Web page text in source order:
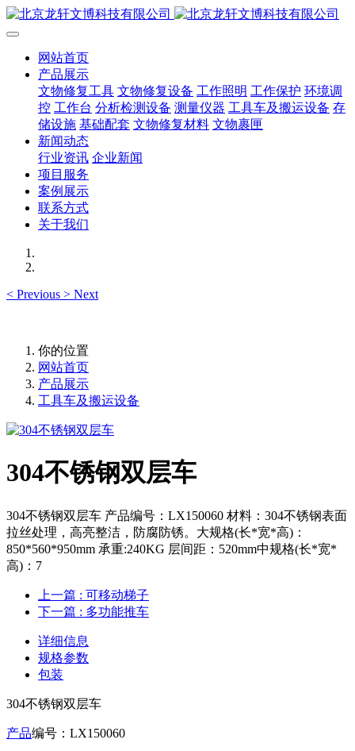
网站首页
产品展示
文物修复工具 文物修复设备 工作照明 工作保护 环境调
控 工作台 分析检测设备 测量仪器 工具车及搬运设备 存
储设施 基础配套 文物修复材料 文物裹匣
新闻动态
行业资讯 企业新闻
项目服务
案例展示
联系方式
关于我们
< Previous > Next
你的位置
网站首页
产品展示
工具车及搬运设备
304不锈钢双层车
304不锈钢双层车 产品编号：LX150060 材料：304不锈钢表面
拉丝处理，高亮整洁，防腐防锈。大规格(长*宽*高)：
850*560*950mm 承重:240KG 层间距：520mm中规格(长*宽*
高)：7
上一篇 : 可移动梯子
下一篇 : 多功能推车
详细信息
规格参数
包装
304不锈钢双层车
产品编号：LX150060